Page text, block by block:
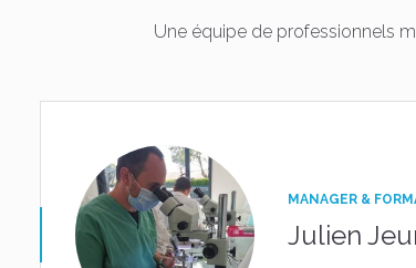
Une équipe de professionnels
MANAGER &
Julien